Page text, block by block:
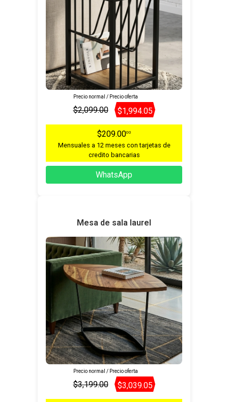
Precio normal / Precio oferta
$2,099.00 $1,994.05
$209.0000
Mensuales a 12 meses con tarjetas de
credito bancarias
WhatsApp
Mesa de sala laurel
Precio normal / Precio oferta
$3,199.00 $3,039.05